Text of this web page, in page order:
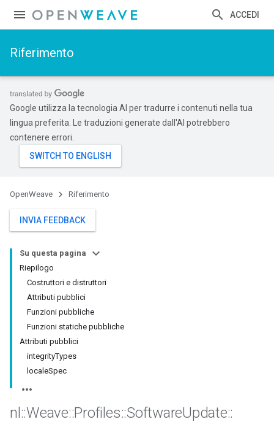
ACCEDI
Riferimento
Google utilizza la tecnologia AI per tradurre i contenuti nella tua
lingua preferita. Le traduzioni generate dall'AI potrebbero
contenere errori.
OpenWeave Riferimento
INVIA FEEDBACK
Su questa pagina
Riepilogo
Costruttori e distruttori
Attributi pubblici
Funzioni pubbliche
Funzioni statiche pubbliche
Attributi pubblici
integrityTypes
localeSpec
nl ::Weave::Profiles::SoftwareUpdate::